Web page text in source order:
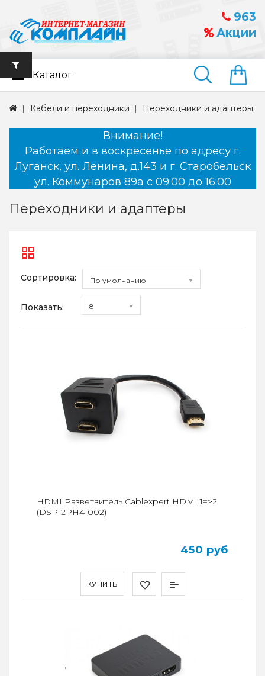
963
Акции
Найти
Каталог
Кабели и переходники Переходники и адаптеры
Внимание!
Работаем и в воскресенье по адресу г.
Луганск, ул. Ленина, д.143 и г. Старобельск
ул. Коммунаров 89а с 09:00 до 16:00
Переходники и адаптеры
Сортировка: По умолчанию
Показать: 8
КУПИТЬ
HDMI Разветвитель Cablexpert HDMI 1=>2
(DSP-2PH4-002)
450 руб